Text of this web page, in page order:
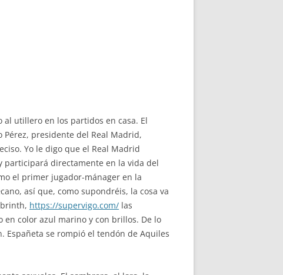
utillero en los partidos en casa. El
presidente del Real Madrid,
Yo le digo que el Real Madrid
participará directamente en la vida del
el primer jugador-mánager en la
así que, como supondréis, la cosa va
https://supervigo.com/ las
color azul marino y con brillos. De lo
se rompió el tendón de Aquiles